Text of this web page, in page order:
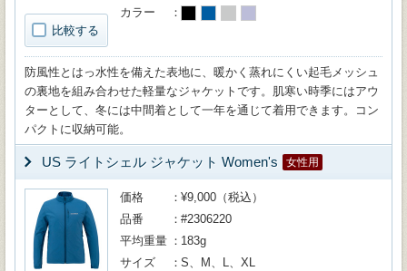
比較する
カラー
防風性とはっ水性を備えた表地に、暖かく蒸れにくい起毛メッシュ
の裏地を組み合わせた軽量なジャケットです。肌寒い時季にはアウ
ターとして、冬には中間着として一年を通じて着用できます。コン
パクトに収納可能。
US ライトシェル ジャケット Women's 女性用
価格
¥9,000（税込）
品番
#2306220
平均重量
183g
サイズ
S、M、L、XL